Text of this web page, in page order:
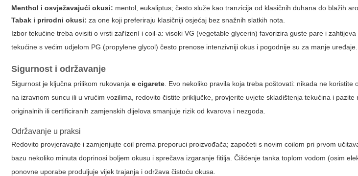
Menthol i osvježavajući okusi: mentol, eukaliptus; često služe kao tranzicija od klasičnih duhana do blažih
Tabak i prirodni okusi: za one koji preferiraju klasičniji osjećaj bez snažnih slatkih nota.
Izbor tekućine treba ovisiti o vrsti zařízení i coil-a: visoki VG (vegetable glycerin) favorizira guste pare i
tekućine s većim udjelom PG (propylene glycol) često prenose intenzivniji okus i pogodnije su za manje uređaje.
Sigurnost i održavanje
Sigurnost je ključna prilikom rukovanjae cigarete . Evo nekoliko pravila koja treba poštovati: nikada ne
na izravnom suncu ili u vrućim vozilima, redovito čistite priključke, provjerite uvjete skladištenja tekućina i
originalnih ili certificiranih zamjenskih dijelova smanjuje rizik od kvarova i nezgoda.
Održavanje u praksi
Redovito provjeravajte i zamjenjujte coil prema preporuci proizvođača; započeti s novim coilom pri prvom
bazu nekoliko minuta doprinosi boljem okusu i sprečava izgaranje fitilja. Čišćenje tanka toplom vodom (osim
ponovne uporabe produljuje vijek trajanja i održava čistoću okusa.